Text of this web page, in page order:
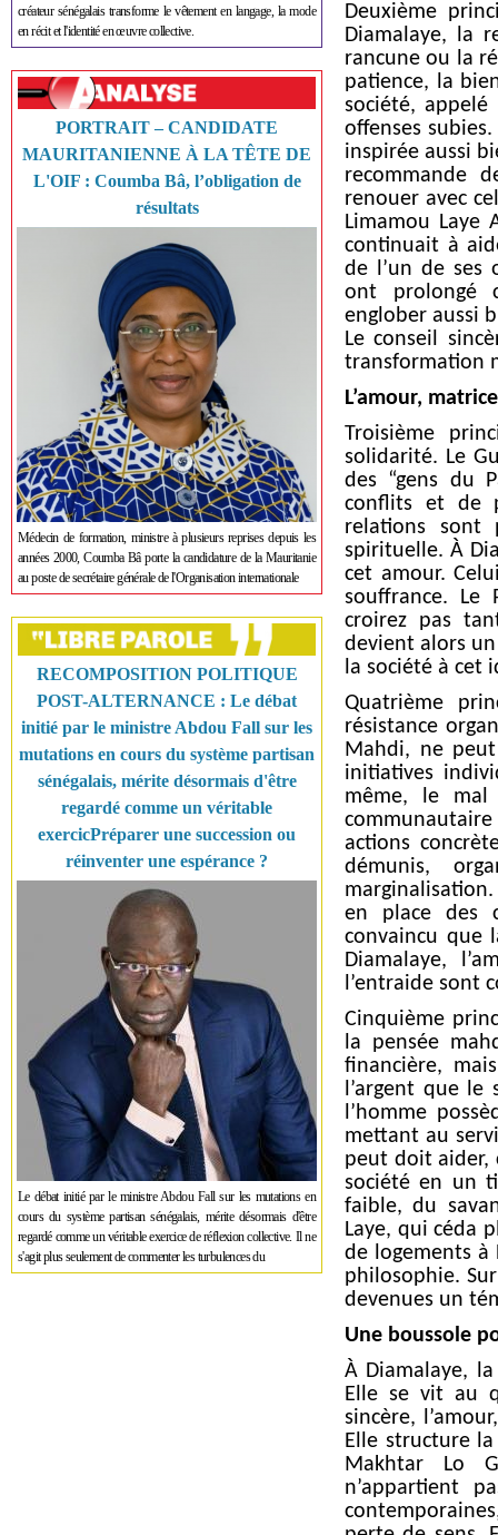
créateur sénégalais transforme le vêtement en langage, la mode
en récit et l'identité en œuvre collective.
PORTRAIT – CANDIDATE
MAURITANIENNE À LA TÊTE DE
L'OIF : Coumba Bâ, l’obligation de
résultats
Médecin de formation, ministre à plusieurs reprises depuis les
années 2000, Coumba Bâ porte la candidature de la Mauritanie
au poste de secrétaire générale de l'Organisation internationale
RECOMPOSITION POLITIQUE
POST-ALTERNANCE : Le débat
initié par le ministre Abdou Fall sur les
mutations en cours du système partisan
sénégalais, mérite désormais d'être
regardé comme un véritable
exercicPréparer une succession ou
réinventer une espérance ?
Le débat initié par le ministre Abdou Fall sur les mutations en
cours du système partisan sénégalais, mérite désormais d'être
regardé comme un véritable exercice de réflexion collective. Il ne
s'agit plus seulement de commenter les turbulences du
Deuxième
Diamalaye, la
rancune ou la
patience, la
société, appelé
offenses
inspirée aussi
recommande
renouer avec
Limamou Laye
continuait à
de l’un de ses
ont prolongé
englober aussi
Le conseil
transformation
L’amour,
Troisième
solidarité. Le
des “gens du
conflits et de
relations sont
spirituelle. À
cet amour.
souffrance. Le
croirez pas
devient alors
la société à cet
Quatrième
résistance
Mahdi, ne
initiatives
même, le
actions
démunis,
en place des
convaincu que
Diamalaye,
l’entraide sont
Cinquième
la pensée
financière,
l’argent que le
l’homme
mettant au
peut doit aider,
société en un
faible, du
Laye, qui céda
de logements à
philosophie.
devenues un
Une boussole
À Diamalaye,
Elle se vit au
sincère,
Elle structure
Makhtar Lo
n’appartient